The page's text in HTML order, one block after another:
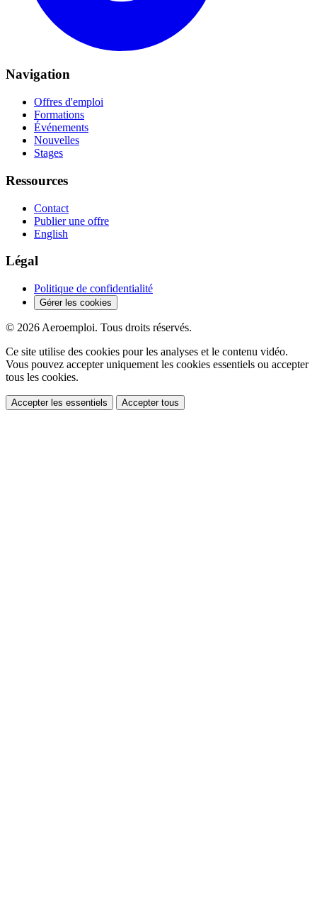
Navigation
Offres d'emploi
Formations
Événements
Nouvelles
Stages
Ressources
Contact
Publier une offre
English
Légal
Politique de confidentialité
Gérer les cookies
© 2026 Aeroemploi. Tous droits réservés.
Ce site utilise des cookies pour les analyses et le contenu vidéo.
Vous pouvez accepter uniquement les cookies essentiels ou accepter
tous les cookies.
Accepter les essentiels Accepter tous